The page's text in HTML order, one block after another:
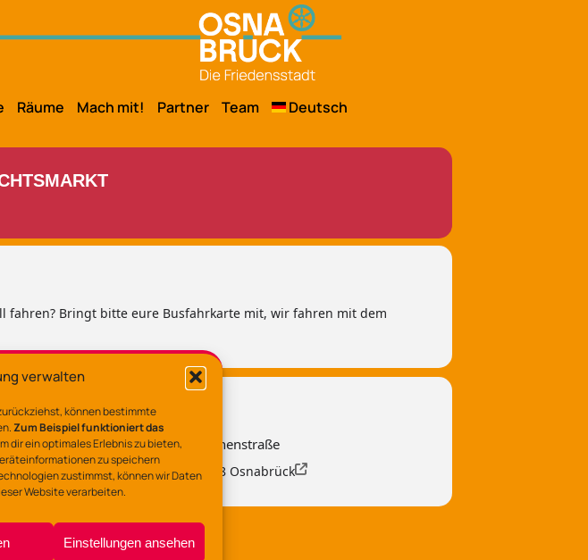
verwalten
können bestimmte
Zum Beispiel funktioniert das
dir ein optimales Erlebnis zu bieten,
zu speichern
zustimmst, können wir Daten
Website verarbeiten.
Einstellungen ansehen
Räume Mach mit! Partner Team Deutsch
fahren? Bringt bitte eure Busfahrkarte mit, wir fahren mit dem
Ort
Gemeinschaftszentrum Lerchenstraße
Lerchenstraße 135-137, 49088 Osnabrück